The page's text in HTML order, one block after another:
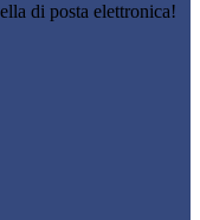
di posta elettronica!